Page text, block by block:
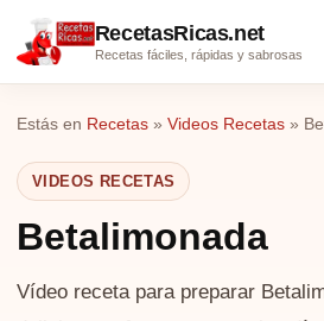
RecetasRicas.net
Recetas fáciles, rápidas y sabrosas
Estás en Recetas » Videos Recetas »
VIDEOS RECETAS
Betalimonada
Vídeo receta para preparar